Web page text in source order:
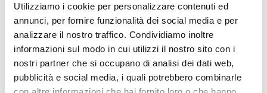
Utilizziamo i cookie per personalizzare contenuti ed
annunci, per fornire funzionalità dei social media e per
analizzare il nostro traffico. Condividiamo inoltre
informazioni sul modo in cui utilizzi il nostro sito con i
nostri partner che si occupano di analisi dei dati web,
pubblicità e social media, i quali potrebbero combinarle
4.9★★★★★1455 recensioni Vedi su Google
Alessio Falamischia
3 settimane fa